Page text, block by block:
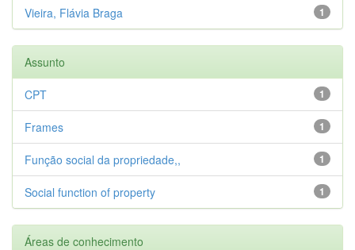
1
Vieira, Flávia Braga
Assunto
1
CPT
1
Frames
1
Função social da propriedade,,
1
Social function of property
Áreas de conhecimento